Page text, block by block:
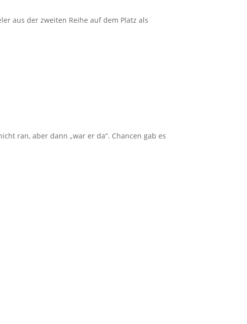
aus der zweiten Reihe auf dem Platz als
ran, aber dann „war er da“. Chancen gab es